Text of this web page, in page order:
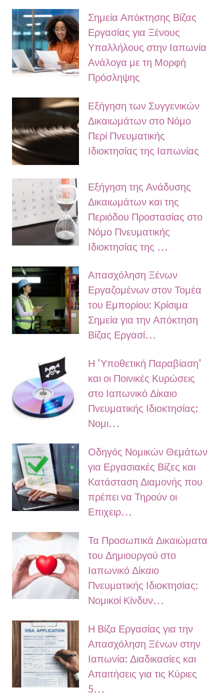
Σημεία Απόκτησης Βίζας
Εργασίας για Ξένους
Υπαλλήλους στην Ιαπωνία
Ανάλογα με τη Μορφή
Πρόσληψης
Εξήγηση των Συγγενικών
Δικαιωμάτων στο Νόμο
Περί Πνευματικής
Ιδιοκτησίας της Ιαπωνίας
Εξήγηση της Ανάδυσης
Δικαιωμάτων και της
Περιόδου Προστασίας στο
Νόμο Πνευματικής
Ιδιοκτησίας της …
Απασχόληση Ξένων
Εργαζομένων στον Τομέα
του Εμπορίου: Κρίσιμα
Σημεία για την Απόκτηση
Βίζας Εργασί…
Η 'Υποθετική Παραβίαση'
και οι Ποινικές Κυρώσεις
στο Ιαπωνικό Δίκαιο
Πνευματικής Ιδιοκτησίας:
Νομι…
Οδηγός Νομικών Θεμάτων
για Εργασιακές Βίζες και
Κατάσταση Διαμονής που
πρέπει να Τηρούν οι
Επιχειρ…
Τα Προσωπικά Δικαιώματα
του Δημιουργού στο
Ιαπωνικό Δίκαιο
Πνευματικής Ιδιοκτησίας:
Νομικοί Κίνδυν…
Η Βίζα Εργασίας για την
Απασχόληση Ξένων στην
Ιαπωνία: Διαδικασίες και
Απαιτήσεις για τις Κύριες
5…